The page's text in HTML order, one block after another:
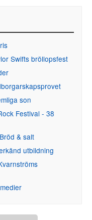
Swifts bröllopsfest
son
Festival - 38
& salt
utbildning